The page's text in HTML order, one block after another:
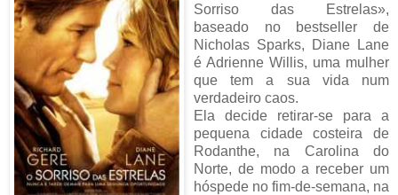
Sorriso das Estrelas»,
baseado no bestseller de
Nicholas Sparks, Diane Lane
é Adrienne Willis, uma mulher
que tem a sua vida num
verdadeiro caos.
Ela decide retirar-se para a
pequena cidade costeira de
Rodanthe, na Carolina do
Norte, de modo a receber um
hóspede no fim-de-semana, na